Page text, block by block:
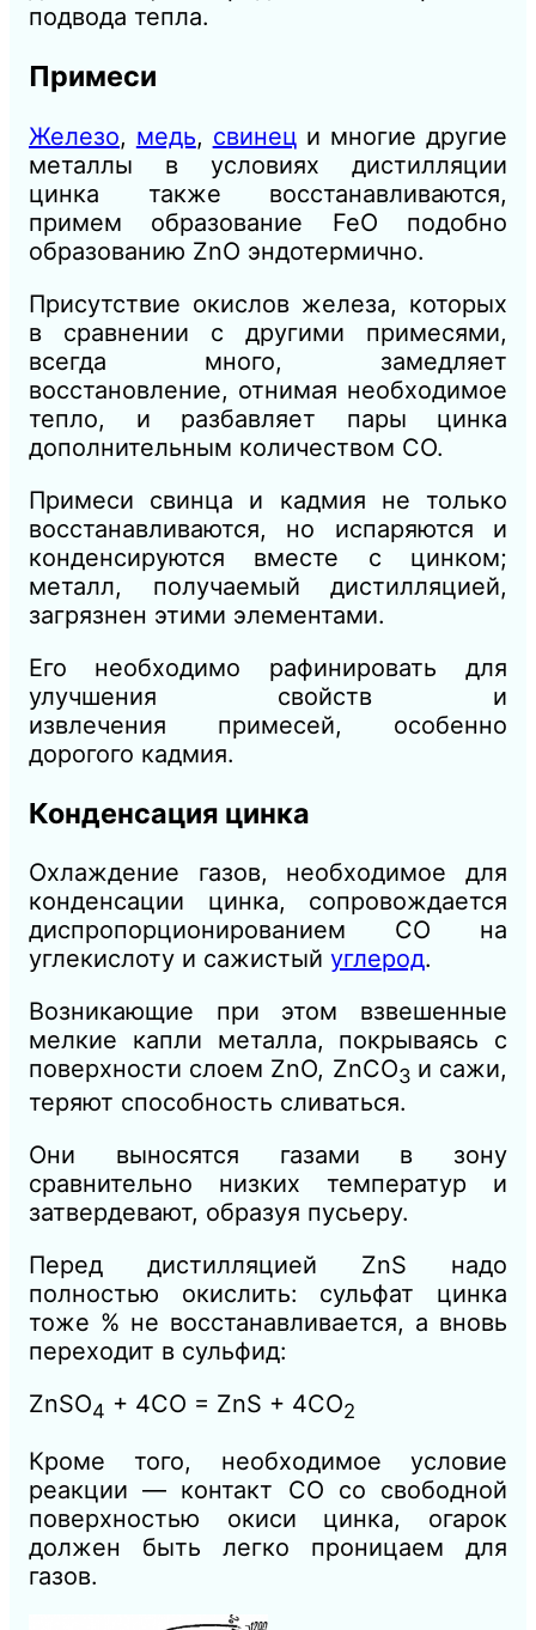
подвода тепла.
Примеси
Железо, медь, свинец и многие другие
металлы в условиях дистилляции
цинка также восстанавливаются,
примем образование FeO подобно
образованию ZnO эндотермично.
Присутствие окислов железа, которых
в сравнении с другими примесями,
всегда много, замедляет
восстановление, отнимая необходимое
тепло, и разбавляет пары цинка
дополнительным количеством СО.
Примеси свинца и кадмия не только
восстанавливаются, но испаряются и
конденсируются вместе с цинком;
металл, получаемый дистилляцией,
загрязнен этими элементами.
Его
необходимо рафинировать для
улучшения свойств и
извлечения примесей, особенно
дорогого кадмия.
Конденсация цинка
Охлаждение газов, необходимое для
конденсации цинка, сопровождается
диспропорционированием СО на
углекислоту и сажистый углерод.
Возникающие при этом взвешенные
мелкие капли металла, покрываясь с
поверхности слоем ZnO, ZnCО3 и сажи,
теряют способность сливаться.
Они выносятся газами в зону
сравнительно низких температур и
затвердевают, образуя пусьеру.
Перед дистилляцией ZnS надо
полностью окислить: сульфат цинка
тоже % не восстанавливается, а вновь
переходит в сульфид:
ZnSО4 + 4СО = ZnS + 4СО2
Кроме того, необходимое условие
реакции — контакт СО со свободной
поверхностью окиси цинка, огарок
должен быть легко проницаем для
газов.